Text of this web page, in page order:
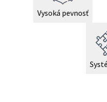
Vysoká pevnosť